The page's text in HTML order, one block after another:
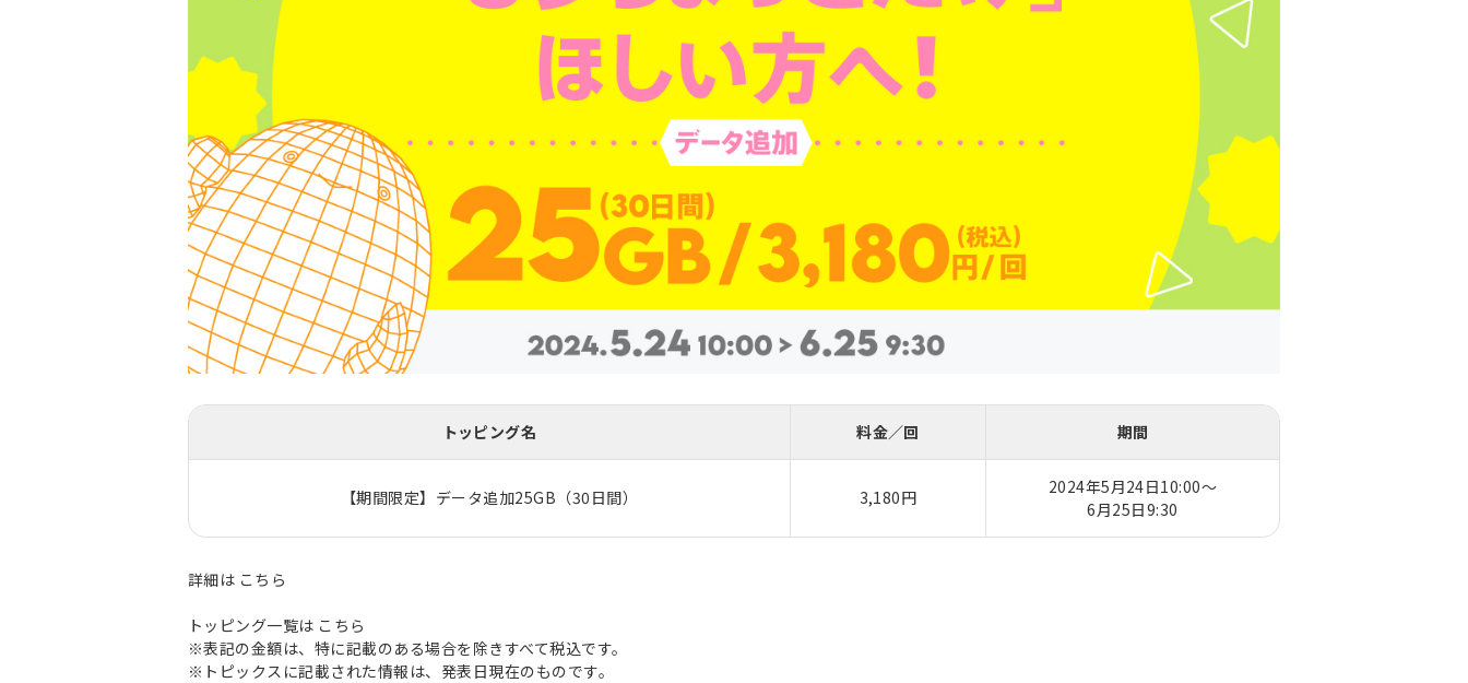
トッピング名 料金／回 期間
【期間限定】データ追加25GB（30日間） 3,180円
2024年5月24日10:00～
6月25日9:30
詳細は こちら
トッピング一覧は こちら
※表記の金額は、特に記載のある場合を除きすべて税込です。
※トピックスに記載された情報は、発表日現在のものです。